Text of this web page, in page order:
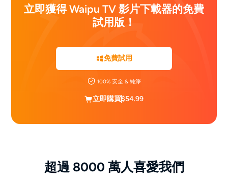
立即獲得 Waipu TV 影片下載器的免費
試用版！
免費試用
100% 安全 & 純淨
立即購買$54.99
超過 8000 萬人喜愛我們